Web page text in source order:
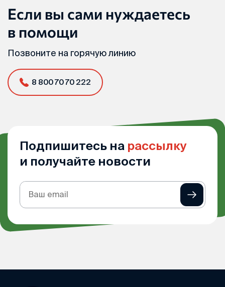
Если вы сами нуждаетесь
в помощи
Позвоните на горячую линию
8 800 70 70 222
Подпишитесь на рассылку
и получайте новости
Подписка
на